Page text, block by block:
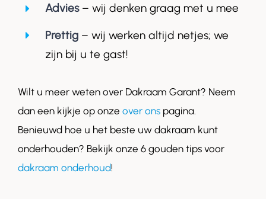
Advies– wij denken graag met u mee
Prettig– wij werken altijd netjes; we
zijn bij u te gast!
Wilt u meer weten over Dakraam Garant? Neem
dan een kijkje op onze over ons pagina.
Benieuwd hoe u het beste uw dakraam kunt
onderhouden? Bekijk onze 6 gouden tips voor
dakraam onderhoud!